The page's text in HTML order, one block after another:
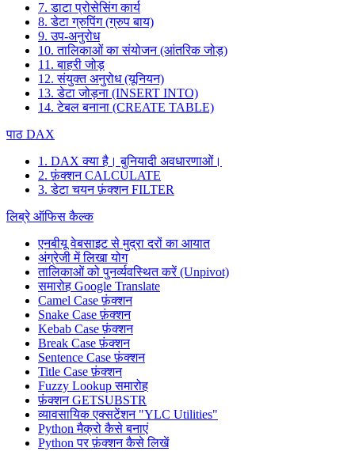
7. डाटा प्रोसेसिंग कार्य
8. डेटा ग्रुपिंग (ग्रुप बाय)
9. उप-अनुरोध
10. तालिकाओं का संयोजन (आंतरिक जोड़)
11. बाहरी जोड़
12. संयुक्त अनुरोध (यूनियन)
13. डेटा जोड़ना (INSERT INTO)
14. टेबल बनाना (CREATE TABLE)
पाठ DAX
1. DAX क्या है। बुनियादी अवधारणाओं।
2. फ़ंक्शन CALCULATE
3. डेटा चयन फ़ंक्शन FILTER
लिब्रे ऑफिस कैल्क
एनबीयू वेबसाइट से मुद्रा दरों का आयात
अंग्रेजी में लिखा योग
तालिकाओं को पुनर्व्यवस्थित करें (Unpivot)
समारोह Google Translate
Camel Case फ़ंक्शन
Snake Case फ़ंक्शन
Kebab Case फ़ंक्शन
Break Case फ़ंक्शन
Sentence Case फ़ंक्शन
Title Case फ़ंक्शन
Fuzzy Lookupसमारोह
फ़ंक्शन GETSUBSTR
व्यावसायिक एक्सटेंशन "YLC Utilities"
Python मैक्रो कैसे बनाएं
Python पर फ़ंक्शन कैसे लिखें